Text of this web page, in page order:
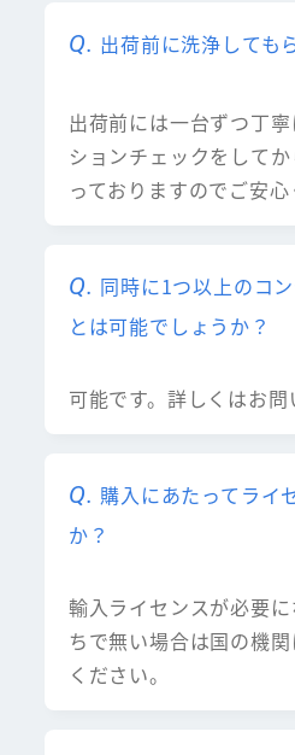
出荷前に洗浄しても
出荷前には一台ずつ丁
ションチェックをして
っておりますのでご安心
同時に1つ以上のコ
とは可能でしょうか？
可能です。詳しくはお問
購入にあたってライ
か？
輸入ライセンスが必要
ちで無い場合は国の機
ください。